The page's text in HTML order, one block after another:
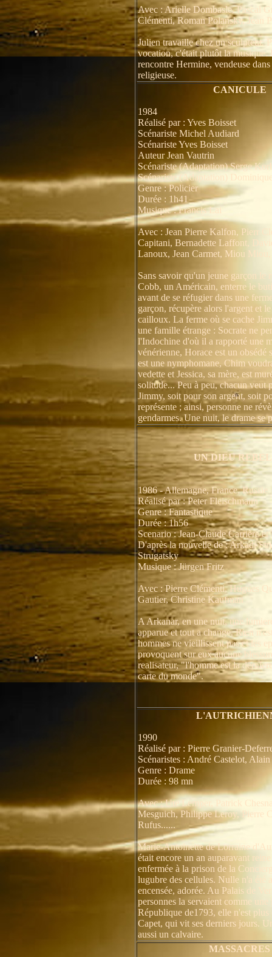
Avec : Arielle Dombasle, Pascal
Clémenti, Roman Polansky, Jean
Julien travaille chez un sculpteur.
vocation, c'était plutôt la musique.
rencontre Hermine, vendeuse
religieuse.
CANICULE
1984
Réalisé par : Yves Boisset
Scénariste Michel Audiard
Scénariste Yves Boisset
Auteur Jean Vautrin
Scénariste (Adaptation) Serge
Scénariste (Adaptation)
Genre : Policier
Durée : 1h41
Musique : Francis Lai
Avec : Jean Pierre Kalfon, Pierr
Capitani, Bernadette Laffont,
Lanoux, Jean Carmet, Miou
Sans savoir qu'un jeune garçon le
Cobb, un Américain, enterre le
avant de se réfugier dans une
garçon, récupère alors l'argent et
cailloux. La ferme où se cache
une famille étrange : Socrate ne
l'Indochine d'où il a rapporté une
vénérienne, Horace est un obsédé
est une nymphomane, Chim
vedette et Jessica, sa mère, est
solitude... Peu à peu, chacun veut
Jimmy, soit pour son argent, soit
représente ; ainsi, personne ne
gendarmes. Une nuit, le drame se
UN DIEU
1986 - Allemagne, France, Russie
Réalisé par : Peter Fleischmann
Genre : Fantastique
Durée : 1h56
Scenario : Jean-Claude Carrière et
D'après la nouvelle de : Arkadi
Strugatsky
Musique : Jürgen Fritz
Avec : Pierre Clémenti, Hugues
Gautier, Christine Kaufman
A Arkanar, en une nuit, une
apparue et tout a change. Rien
hommes ne vieillissent pas et les
provoquent sur eux aucune
realisateur, "l'homme est la
carte du monde".
1990
Réalisé par : Pierre Granier-
Scénaristes : André Castelot,
Genre : Drame
Durée : 98 mn
Avec : Ute Lemper, Patrick
Mesguich, Philippe Leroy, Pierre
Rufus......
Marie-Antoinette de Lorraine
était encore un an auparavant
enfermée à la prison de la
lugubre des cellules. Nulle n'a été
encensée, adorée. Au Palais de
personnes la servaient comme
République de1793, elle n'est plus
Capet, qui vit ses derniers jours.
aussi un calvaire.
MASSACRES